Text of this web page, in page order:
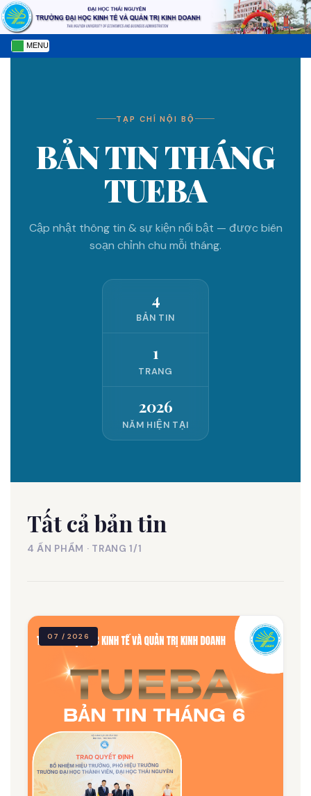
MENU
TẠP CHÍ NỘI BỘ
BẢN TIN THÁNG
TUEBA
Cập nhật thông tin & sự kiện nổi bật — được biên
soạn chỉnh chu mỗi tháng.
4
BẢN TIN
1
TRANG
2026
NĂM HIỆN TẠI
Tất cả bản tin
4 ẤN PHẨM · TRANG 1/1
07 / 2026